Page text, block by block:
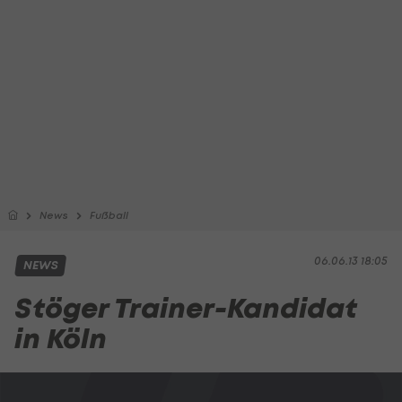
News Fußball
06.06.13 18:05
NEWS
Stöger Trainer-Kandidat
in Köln